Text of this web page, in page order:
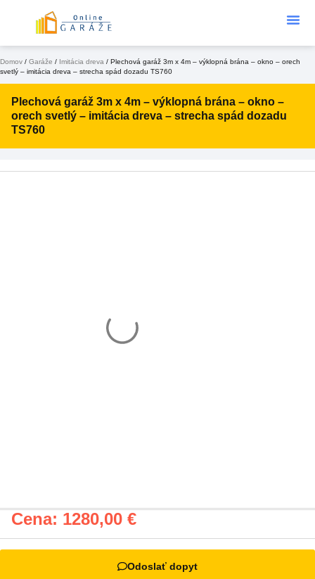
Domov / Garáže / Imitácia dreva / Plechová garáž 3m x 4m – výklopná brána – okno – orech
svetlý – imitácia dreva – strecha spád dozadu TS760
Plechová garáž 3m x 4m – výklopná brána – okno –
orech svetlý – imitácia dreva – strecha spád dozadu
TS760
Cena: 1280,00 €
Odoslať dopyt